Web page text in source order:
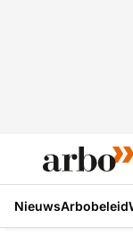
NieuwsArbobeleid